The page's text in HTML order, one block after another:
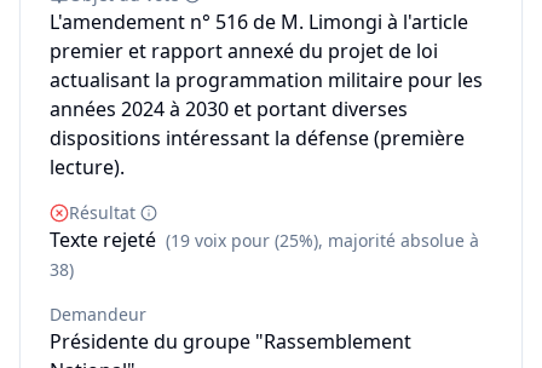
L'amendement n° 516 de M. Limongi à l'article
premier et rapport annexé du projet de loi
actualisant la programmation militaire pour les
années 2024 à 2030 et portant diverses
dispositions intéressant la défense (première
lecture).
Résultat
Texte rejeté (19 voix pour (25%), majorité absolue à
38)
Demandeur
Présidente du groupe "Rassemblement